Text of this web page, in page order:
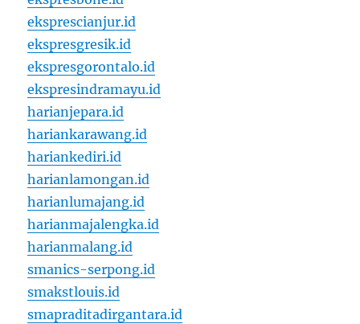
eksprescianjur.id
ekspresgresik.id
ekspresgorontalo.id
ekspresindramayu.id
harianjepara.id
hariankarawang.id
hariankediri.id
harianlamongan.id
harianlumajang.id
harianmajalengka.id
harianmalang.id
smanics-serpong.id
smakstlouis.id
smapraditadirgantara.id